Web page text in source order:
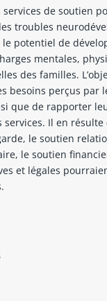
services de soutien
troubles
le potentiel de
mentales,
des familles.
besoins perçus par
que de rapporter
services. Il en
le soutien
le soutien
et légales